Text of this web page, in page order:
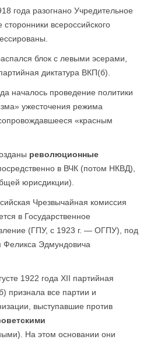
года разогнано Учредительное
всероссийского
блок с левыми эсерами,
диктатура ВКП(б).
началось проведение политики
ужесточения режима
«красным
революционные
в ВЧК (потом НКВД),
юрисдикции).
Чрезвычайная комиссия
в Государственное
(ГПУ, с 1923 г. — ОГПУ), под
Феликса Эдмундовича
1922 года XII партийная
признала все партии и
выступавшие против
На этом основании они